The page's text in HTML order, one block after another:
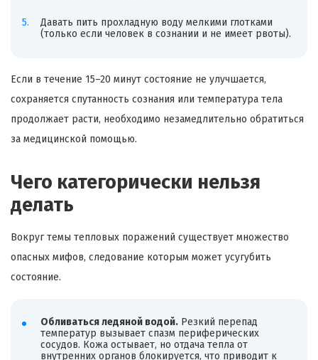
Давать пить прохладную воду мелкими глотками
(только если человек в сознании и не имеет рвоты).
Если в течение 15–20 минут состояние не улучшается,
сохраняется спутанность сознания или температура тела
продолжает расти, необходимо незамедлительно обратиться
за медицинской помощью.
Чего категорически нельзя
делать
Вокруг темы тепловых поражений существует множество
опасных мифов, следование которым может усугубить
состояние.
Обливаться ледяной водой.Резкий перепад
температур вызывает спазм периферических
сосудов. Кожа остывает, но отдача тепла от
внутренних органов блокируется, что приводит к